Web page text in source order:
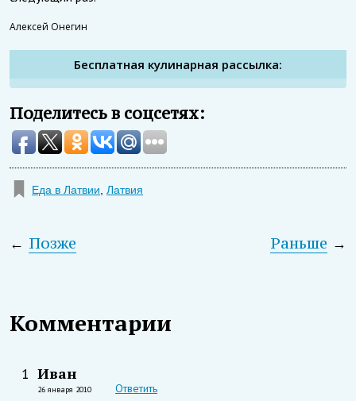
Алексей Онегин
Бесплатная кулинарная рассылка:
Поделитесь в соцсетях:
Еда в Латвии Латвия
← Позже →
Раньше
Комментарии
1 Иван
26 января 2010 Ответить